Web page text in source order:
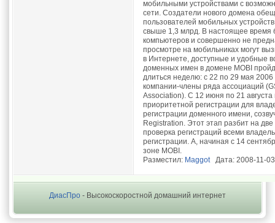
Разместил: MaggotДата: 2008-11-
ДиасПро - Высокоскоростной домашний интернет